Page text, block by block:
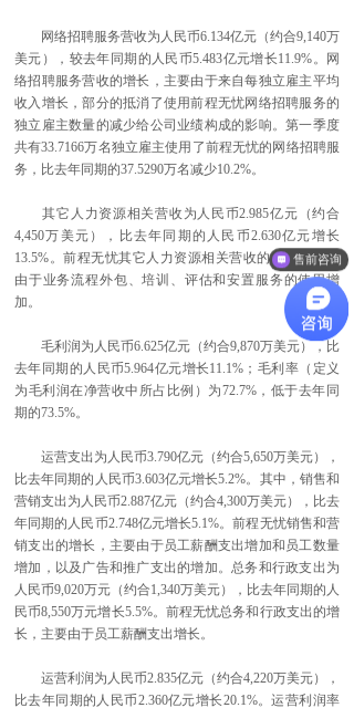
网络招聘服务营收为人民币6.134亿元（约合9,140万
美元），较去年同期的人民币5.483亿元增长11.9%。网
络招聘服务营收的增长，主要由于来自每独立雇主平均
收入增长，部分的抵消了使用前程无忧网络招聘服务的
独立雇主数量的减少给公司业绩构成的影响。第一季度
共有33.7166万名独立雇主使用了前程无忧的网络招聘服
务，比去年同期的37.5290万名减少10.2%。
其它人力资源相关营收为人民币2.985亿元（约合
4,450万美元），比去年同期的人民币2.630亿元增长
13.5%。前程无忧其它人力资源相关营收的增长，主要
由于业务流程外包、培训、评估和安置服务的使用增
加。
毛利润为人民币6.625亿元（约合9,870万美元），比
去年同期的人民币5.964亿元增长11.1%；毛利率（定义
为毛利润在净营收中所占比例）为72.7%，低于去年同
期的73.5%。
运营支出为人民币3.790亿元（约合5,650万美元），
比去年同期的人民币3.603亿元增长5.2%。其中，销售和
营销支出为人民币2.887亿元（约合4,300万美元），比去
年同期的人民币2.748亿元增长5.1%。前程无忧销售和营
销支出的增长，主要由于员工薪酬支出增加和员工数量
增加，以及广告和推广支出的增加。总务和行政支出为
人民币9,020万元（约合1,340万美元），比去年同期的人
民币8,550万元增长5.5%。前程无忧总务和行政支出的增
长，主要由于员工薪酬支出增长。
运营利润为人民币2.835亿元（约合4,220万美元），
比去年同期的人民币2.360亿元增长20.1%。运营利润率
售前咨询